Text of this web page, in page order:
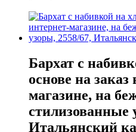
Бархат с
основе на заказ
магазине, на
стилизованные
Итальянский